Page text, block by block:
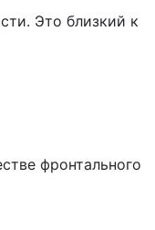
Это близкий к
фронтального